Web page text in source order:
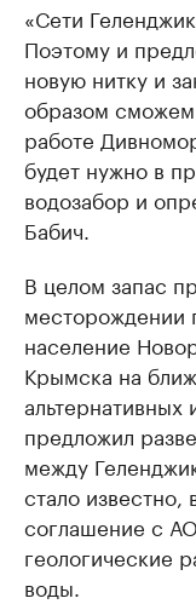
«Сети
Поэтому и
новую нитку и
образом сможем
работе
будет нужно в
водозабор и
Бабич.
В целом запас
месторождении
население
Крымска на
альтернативных
предложил
между
стало известно,
соглашение с
геологические
воды.